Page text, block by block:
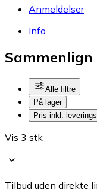
Anmeldelser
Info
Alle filtre
På lager
Pris inkl.
Vis 3 stk
Tilbud uden direkte